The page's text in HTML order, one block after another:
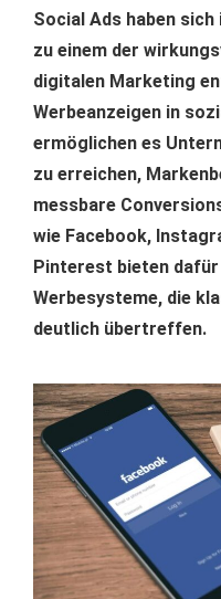
Social Ads haben
zu einem der
digitalen Marketing
Werbeanzeigen in
ermöglichen es
zu erreichen,
messbare
wie Facebook,
Pinterest bieten
Werbesysteme, die
deutlich übertreffen.